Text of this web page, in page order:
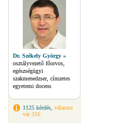
Dr. Székely György »
osztályvezető főorvos,
egészségügyi
szakmenedzser, címzetes
egyetemi docens
1125 kérdés, válaszra
vár 316